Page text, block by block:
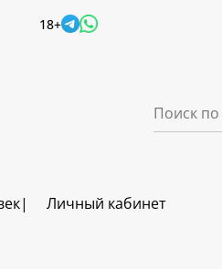
18+
Личный кабинет